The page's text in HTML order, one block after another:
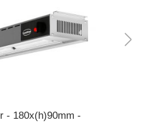
- 180x(h)90mm -